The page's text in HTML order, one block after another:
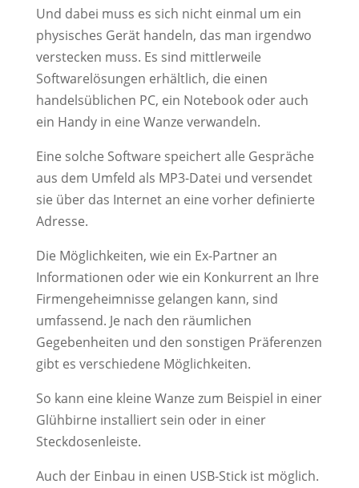
Und dabei muss es sich nicht einmal um ein
physisches Gerät handeln, das man irgendwo
verstecken muss. Es sind mittlerweile
Softwarelösungen erhältlich, die einen
handelsüblichen PC, ein Notebook oder auch
ein Handy in eine Wanze verwandeln.
Eine solche Software speichert alle Gespräche
aus dem Umfeld als MP3-Datei und versendet
sie über das Internet an eine vorher definierte
Adresse.
Die Möglichkeiten, wie ein Ex-Partner an
Informationen oder wie ein Konkurrent an Ihre
Firmengeheimnisse gelangen kann, sind
umfassend. Je nach den räumlichen
Gegebenheiten und den sonstigen Präferenzen
gibt es verschiedene Möglichkeiten.
So kann eine kleine Wanze zum Beispiel in einer
Glühbirne installiert sein oder in einer
Steckdosenleiste.
Auch der Einbau in einen USB-Stick ist möglich.